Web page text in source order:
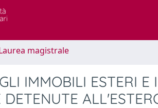
magistrale
IMMOBILI ESTERI